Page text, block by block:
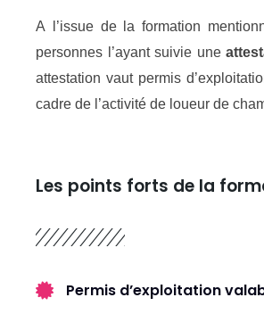
A l’issue de la formation
personnes l’ayant suivie une
attestation vaut permis
cadre de l’activité de loueur de
Les points forts de la
Permis d’exploitation